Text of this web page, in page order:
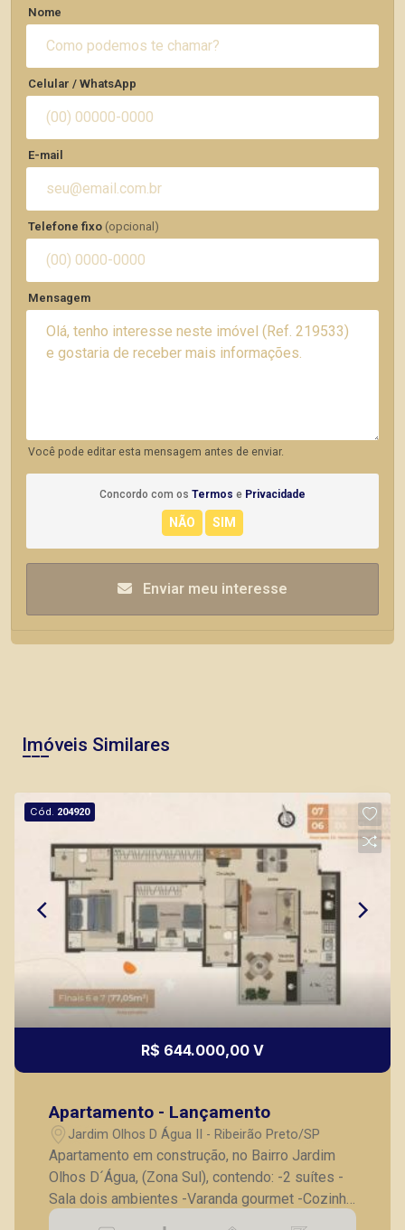
Nome
Celular / WhatsApp
E-mail
Telefone fixo (opcional)
Mensagem
Você pode editar esta mensagem antes de enviar.
Concordo com os Termos e Privacidade
Enviar meu interesse
Imóveis Similares
Cód. 204920
R$ 644.000,00 V
Apartamento - Lançamento
Jardim Olhos D Água II - Ribeirão Preto/SP
Apartamento em construção, no Bairro Jardim
Olhos D´Água, (Zona Sul), contendo: -2 suítes -
Sala dois ambientes -Varanda gourmet -Cozinha
-Lavanderia -1 vaga de garagem -6 opções de